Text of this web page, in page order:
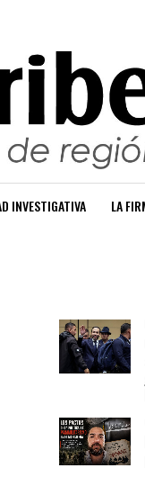
INVESTIGATIVA LA